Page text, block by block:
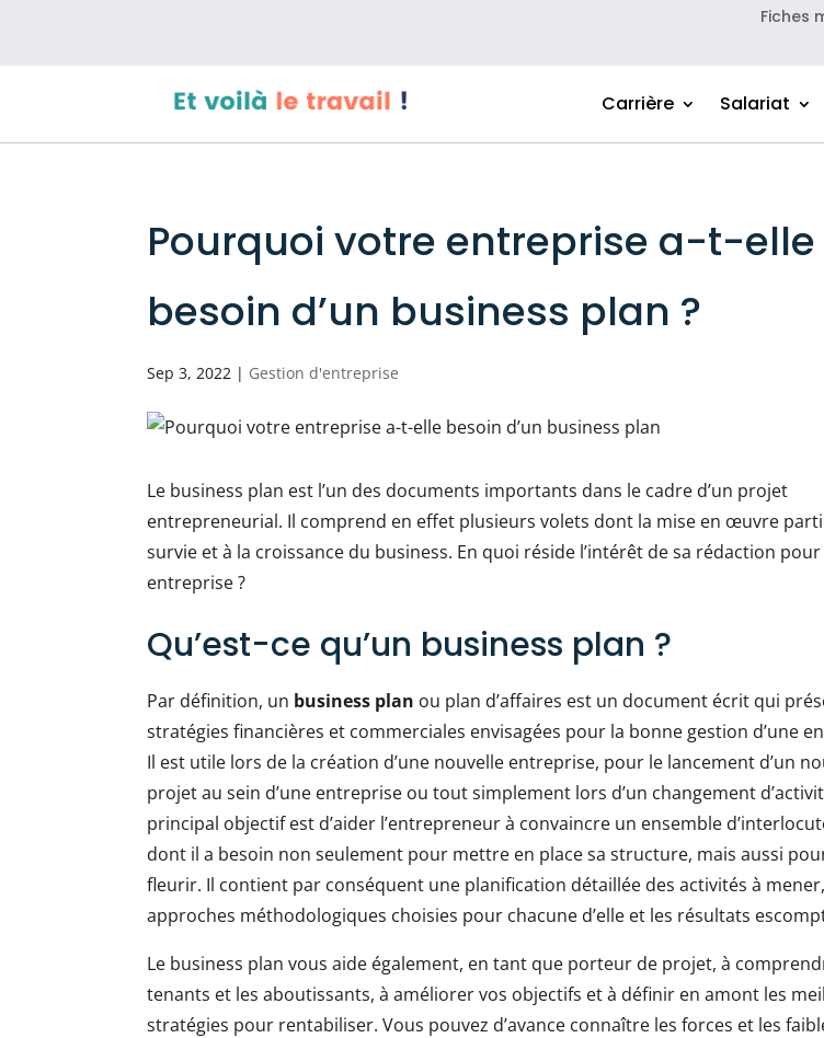
Fiches
Carrière Salariat
Pourquoi votre entreprise a-t-elle
besoin d’un business plan ?
Sep 3, 2022 | Gestion d'entreprise
Le business plan est l’un des documents importants dans le cadre d’un projet
entrepreneurial. Il comprend en effet plusieurs volets dont la mise en œuvre
survie et à la croissance du business. En quoi réside l’intérêt de sa rédaction
entreprise ?
Qu’est-ce qu’un business plan ?
Par définition, un business plan ou plan d’affaires est un document écrit qui
stratégies financières et commerciales envisagées pour la bonne gestion d’une
Il est utile lors de la création d’une nouvelle entreprise, pour le lancement d’un
projet au sein d’une entreprise ou tout simplement lors d’un changement
principal objectif est d’aider l’entrepreneur à convaincre un ensemble
dont il a besoin non seulement pour mettre en place sa structure, mais aussi
fleurir. Il contient par conséquent une planification détaillée des activités à
approches méthodologiques choisies pour chacune d’elle et les résultats
Le business plan vous aide également, en tant que porteur de projet, à
tenants et les aboutissants, à améliorer vos objectifs et à définir en amont les
stratégies pour rentabiliser. Vous pouvez d’avance connaître les forces et les